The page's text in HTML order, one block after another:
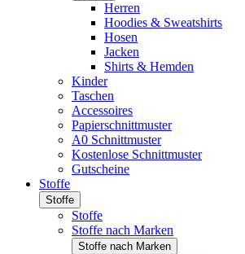
Herren
Hoodies & Sweatshirts
Hosen
Jacken
Shirts & Hemden
Kinder
Taschen
Accessoires
Papierschnittmuster
A0 Schnittmuster
Kostenlose Schnittmuster
Gutscheine
Stoffe
Stoffe
Stoffe
Stoffe nach Marken
Stoffe nach Marken